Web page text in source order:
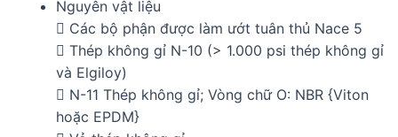
Nguyên vật liệu
 Các bộ phận được làm ướt tuân thủ Nace 5
 Thép không gỉ N-10 (> 1.000 psi thép không gỉ
và Elgiloy)
 N-11 Thép không gỉ; Vòng chữ O: NBR {Viton
hoặc EPDM}